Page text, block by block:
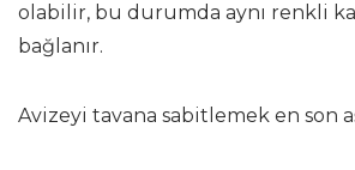
olabilir, bu durumda aynı renkli
bağlanır.
Avizeyi tavana sabitlemek en son